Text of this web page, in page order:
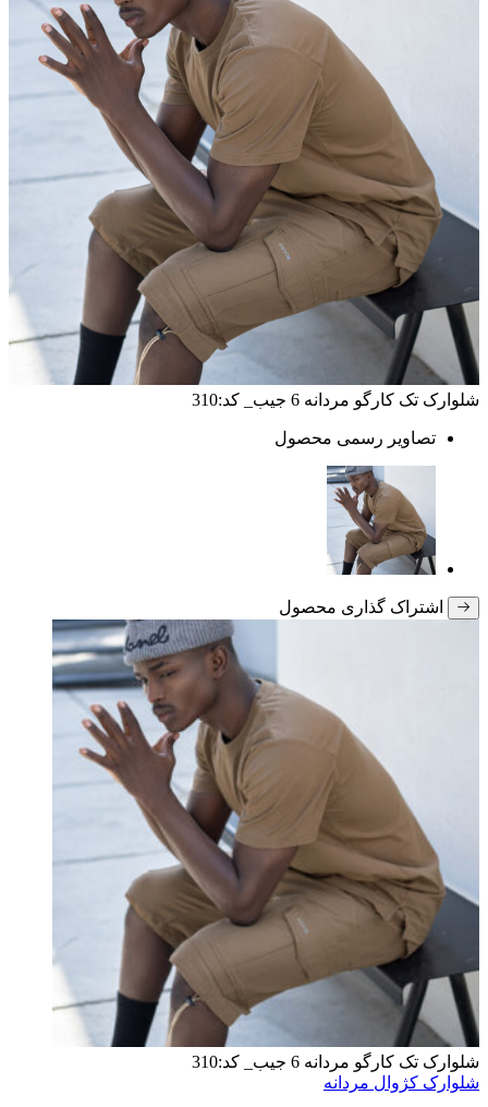
شلوارک تک کارگو مردانه 6 جیب_ کد:310
تصاویر رسمی محصول
اشتراک گذاری محصول
شلوارک تک کارگو مردانه 6 جیب_ کد:310
شلوارک کژوال مردانه